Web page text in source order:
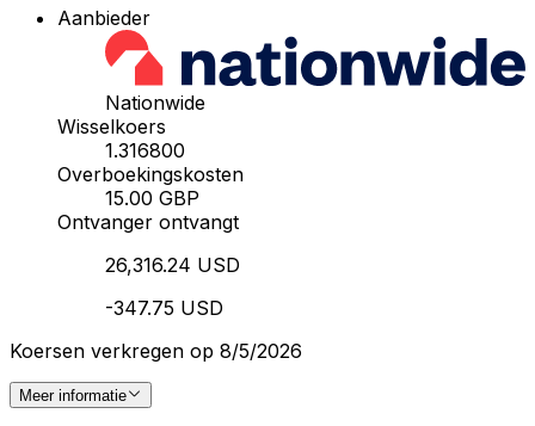
Aanbieder
Nationwide
Wisselkoers
1.316800
Overboekingskosten
15.00 GBP
Ontvanger ontvangt
26,316.24 USD
-347.75 USD
Koersen verkregen op 8/5/2026
Meer informatie